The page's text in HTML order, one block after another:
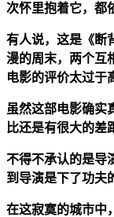
次怀里抱着它，都
有人说，这是《断
漫的周末，两个互
电影的评价太过于
虽然这部电影确实
比还是有很大的差
不得不承认的是导
到导演是下了功夫
在这寂寞的城市中